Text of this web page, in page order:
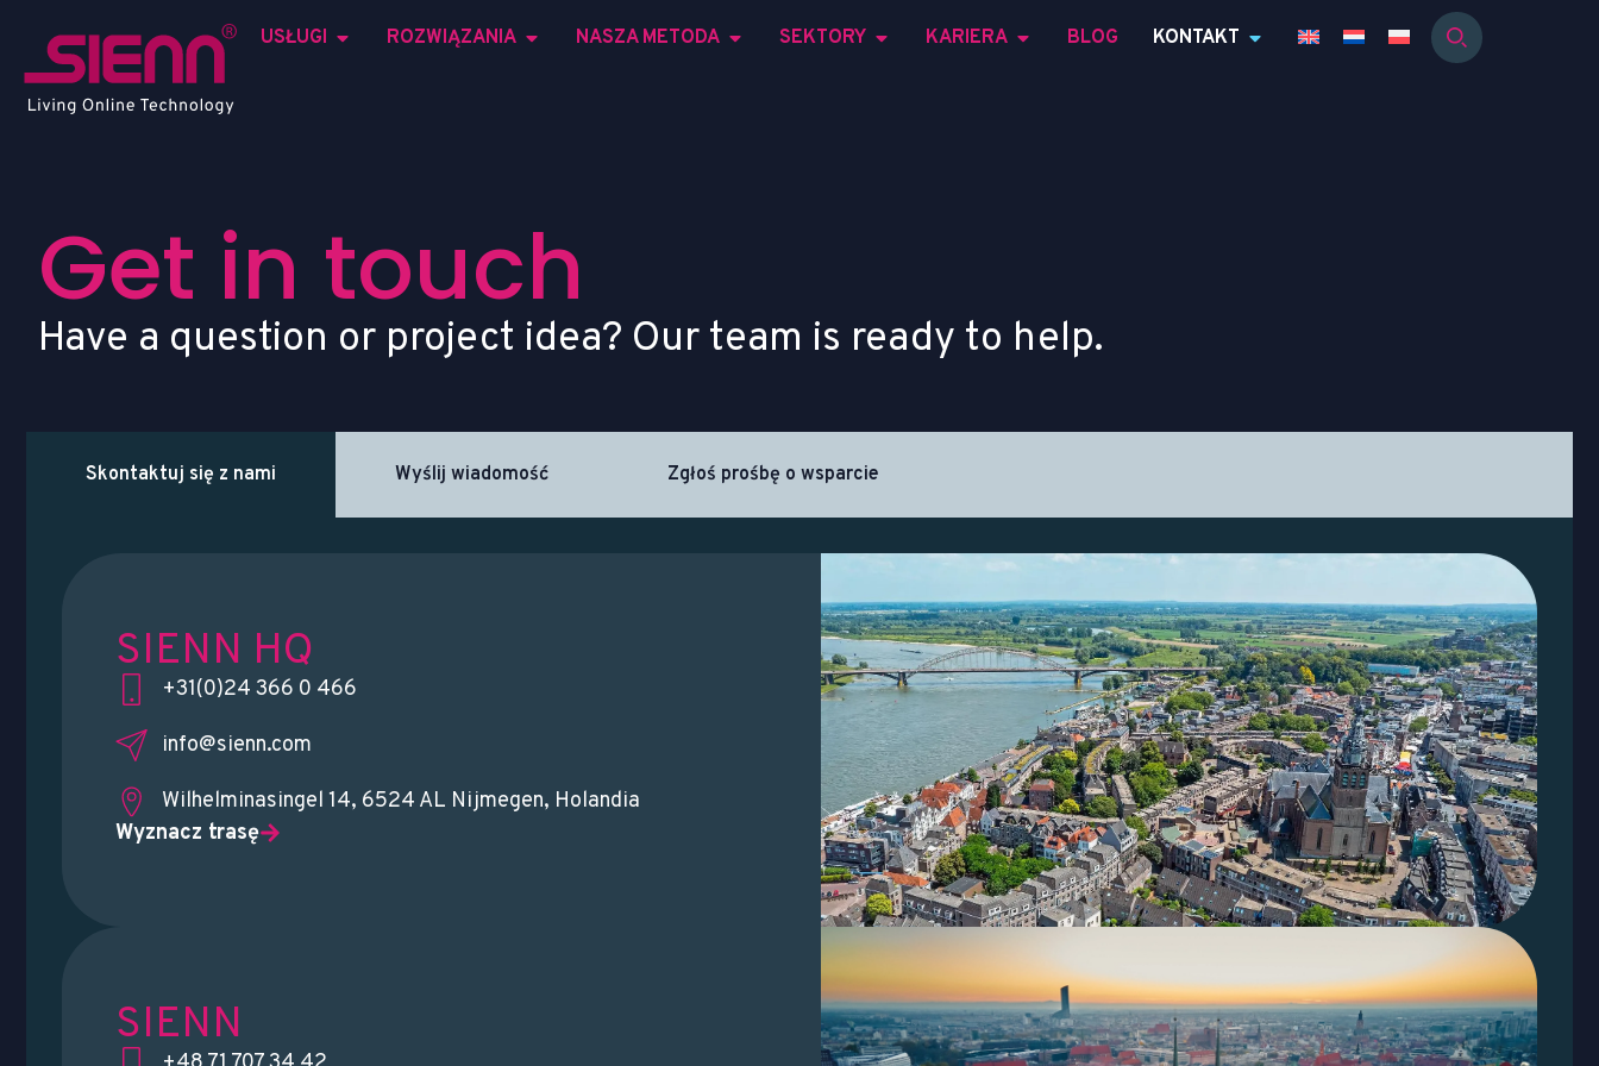
USŁUGI ROZWIĄZANIA NASZA METODA SEKTORY KARIERA BLOG KONTAKT
Get in touch
Have a question or project idea? Our team is ready to help.
Skontaktuj się z nami Wyślij wiadomość Zgłoś prośbę o wsparcie
SIENN HQ
+31(0)24 366 0 466
info@sienn.com
Wilhelminasingel 14, 6524 AL Nijmegen, Holandia
Wyznacz trasę
SIENN